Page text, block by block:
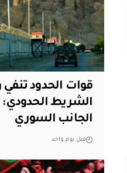
قوات الحدود
الشريط الحدودي:
الجانب السوري
قبل يوم واحد